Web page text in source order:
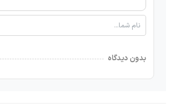
بدون دیدگاه